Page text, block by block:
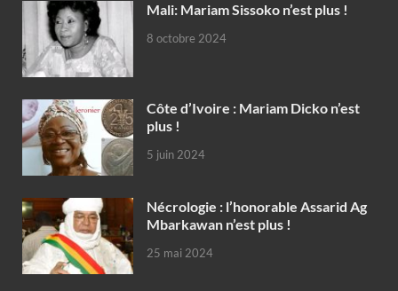
Mali: Mariam Sissoko n’est plus !
8 octobre 2024
Côte d’Ivoire : Mariam Dicko n’est
plus !
5 juin 2024
Nécrologie : l’honorable Assarid Ag
Mbarkawan n’est plus !
25 mai 2024